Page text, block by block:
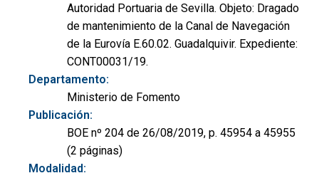
Autoridad Portuaria de Sevilla. Objeto: Dragado
de mantenimiento de la Canal de Navegación
de la Eurovía E.60.02. Guadalquivir. Expediente:
CONT00031/19.
Departamento:
Ministerio de Fomento
Publicación:
BOE nº 204 de 26/08/2019, p. 45954 a 45955
(2 páginas)
Modalidad: